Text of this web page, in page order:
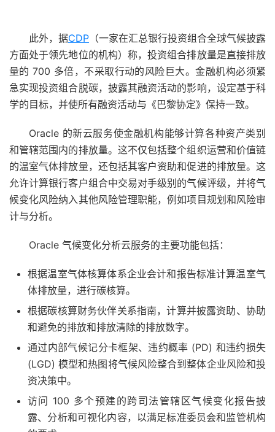
此外，据CDP （一家在汇总银行投资组合全球气候披露
方面处于领先地位的机构）称，投资组合排放量是直接排放
量的 700 多倍，不采取行动的风险巨大。金融机构必须紧
急实现投资组合脱碳，披露其融资活动的影响，设定基于科
学的目标，并使所有融资活动与《巴黎协定》保持一致。
Oracle 的新云服务使金融机构能够计算各种资产类别
和管辖范围内的排放量。这不仅包括整个组织运营和价值链
的温室气体排放量，还包括其客户资助和促进的排放量。这
允许计算银行客户组合中交易对手级别的气候评级，并将气
候变化风险纳入其他风险管理职能，例如项目规划和风险审
计与分析。
Oracle 气候变化分析云服务的主要功能包括：
根据温室气体核算体系企业会计和报告标准计算温室气​​
体排放量，进行碳核算。
根据碳核算财务伙伴关系指南，计算并披露资助、协助
和避免的排放和排放清除的排放数字。
通过内部气候记分卡框架、违约概率 (PD) 和违约损失
(LGD) 模型和热图将气候风险整合到整体企业风险和投
资决策中。
访问 100 多个预建的跨司法管辖区气候变化报告披
露、分析和可视化内容，以满足标准委员会和监管机构